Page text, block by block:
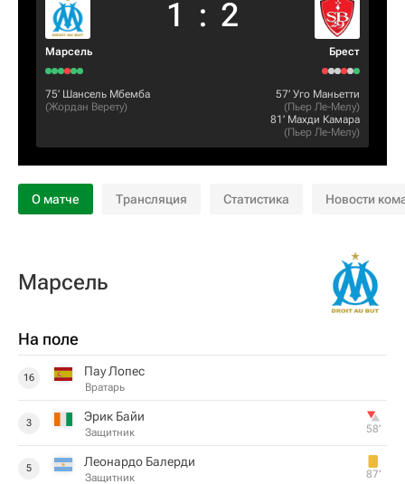
Марсель
1 : 2
Брест
75‎’‎ Шансель Мбемба
(Жордан Верету)
57‎’‎ Уго Маньетти
(Пьер Ле-Мелу)
81‎’‎ Махди Камара
(Пьер Ле-Мелу)
О матче Трансляция Статистика Новости
Марсель
На поле
16 Пау Лопес
Вратарь
3 Эрик Байи
Защитник 58‎’‎
5 Леонардо Балерди
Защитник 87‎’‎